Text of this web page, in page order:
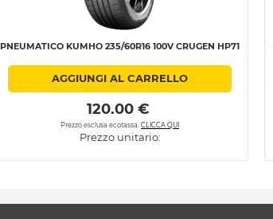
PNEUMATICO KUMHO 235/60R16 100V CRUGEN HP71
AGGIUNGI AL CARRELLO
120.00 €
Prezzo esclusa ecotassa. CLICCA QUI
Prezzo unitario: